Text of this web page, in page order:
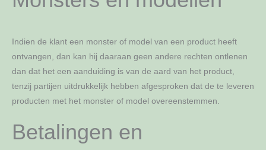
Indien de klant een monster of model van een product heeft
ontvangen, dan kan hij daaraan geen andere rechten ontlenen
dan dat het een aanduiding is van de aard van het product,
tenzij partijen uitdrukkelijk hebben afgesproken dat de te leveren
producten met het monster of model overeenstemmen.
Betalingen en